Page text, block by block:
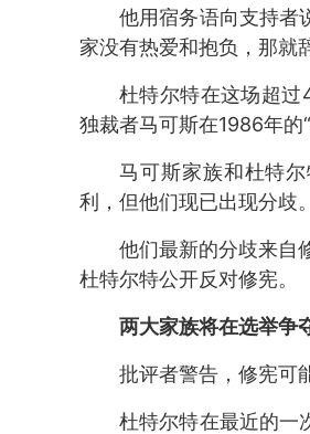
他用宿务语向支持者
家没有热爱和抱负，那就
杜特尔特在这场超过
独裁者马可斯在1986年的
马可斯家族和杜特
利，但他们现已出现分歧。
他们最新的分歧来自
杜特尔特公开反对修宪。
两大家族将在选举争
批评者警告，修宪可
杜特尔特在最近的一